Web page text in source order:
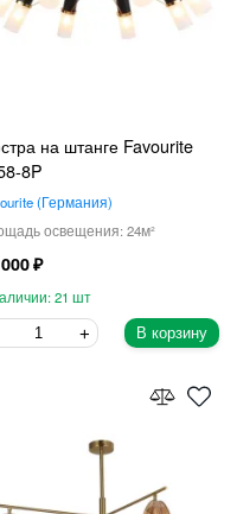
на штанге Favourite
8P
Германия
24
21
В корзину